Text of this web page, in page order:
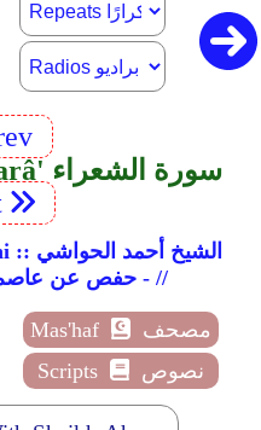
26. Surah Ash-Shu'arâ' سورة الشعراء
Sheikh Ahmad Al-Hawashi :: الشيخ أحمد الحواشي
// - Hafs for Assem حفص عن عاصم - //
Mas'haf
مصحف
Scripts نصوص